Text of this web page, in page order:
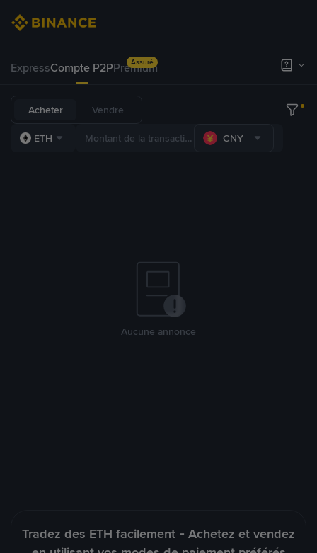
ExpressCompte P2PPremium
Assuré
Acheter Vendre
ETH CNY
Aucune annonce
Tradez des ETH facilement - Achetez et vendez